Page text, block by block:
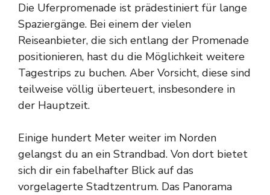
Die Uferpromenade ist prädestiniert für lange
Spaziergänge. Bei einem der vielen
Reiseanbieter, die sich entlang der Promenade
positionieren, hast du die Möglichkeit weitere
Tagestrips zu buchen. Aber Vorsicht, diese sind
teilweise völlig überteuert, insbesondere in
der Hauptzeit.
Einige hundert Meter weiter im Norden
gelangst du an ein Strandbad. Von dort bietet
sich dir ein fabelhafter Blick auf das
vorgelagerte Stadtzentrum. Das Panorama